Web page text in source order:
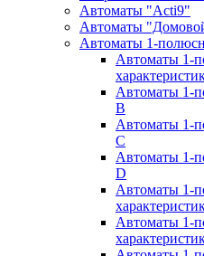
Автоматы "Acti9"
Автоматы
Автоматы 1-
Автоматы 1-
Автоматы 1-
B
Автоматы 1-
C
Автоматы 1-
D
Автоматы 1-
Автоматы 1-